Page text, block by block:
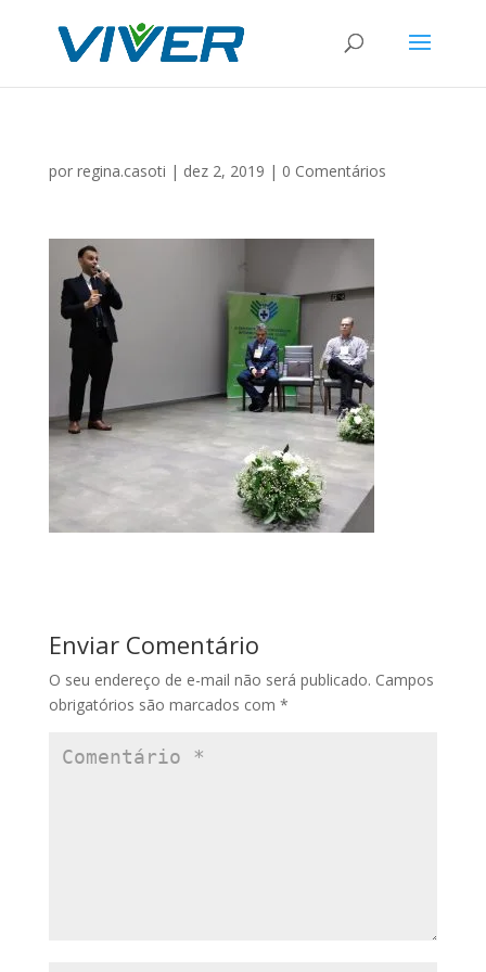
por regina.casoti | dez 2, 2019 | 0 Comentários
Enviar Comentário
O seu endereço de e-mail não será publicado. Campos
obrigatórios são marcados com *